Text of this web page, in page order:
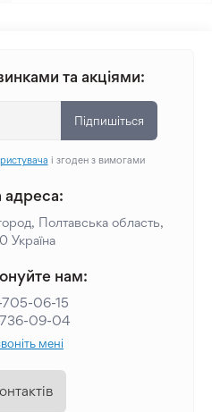
та акціями:
Підпишіться
і згоден з вимогами
Полтавська область,
Україна
нам:
06-15
09-04
мені